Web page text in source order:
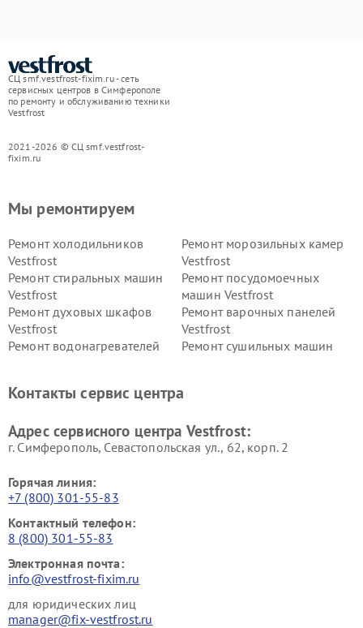
СЦ smf.vestfrost-fixim.ru - сеть
сервисных центров в Симферополе
по ремонту и обслуживанию техники
Vestfrost
2021-2026 © СЦ smf.vestfrost-
fixim.ru
Мы ремонтируем
Ремонт холодильников
Vestfrost
Ремонт морозильных камер
Vestfrost
Ремонт стиральных машин
Vestfrost
Ремонт посудомоечных
машин Vestfrost
Ремонт духовых шкафов
Vestfrost
Ремонт варочных панелей
Vestfrost
Ремонт водонагревателей
Ремонт сушильных машин
Vestfrost
Контакты сервис центра
Адрес сервисного центра Vestfrost:
г. Симферополь, Севастопольская ул., 62, корп. 2
Горячая линия:
+7 (800) 301-55-83
Контактный телефон:
8 (800) 301-55-83
Электронная почта:
info@vestfrost-fixim.ru
для юридических лиц
manager@fix-vestfrost.ru